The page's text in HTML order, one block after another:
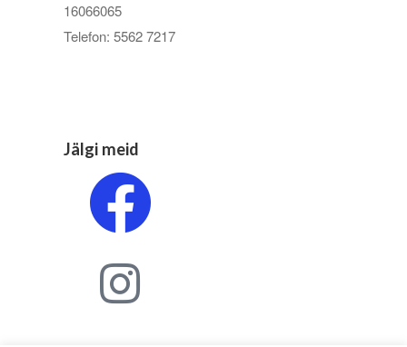
16066065
Telefon: 5562 7217
Jälgi meid